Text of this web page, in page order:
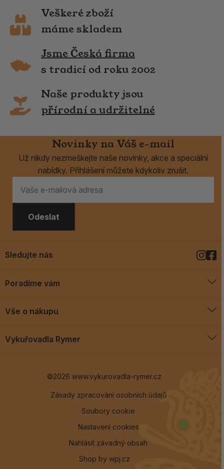
Veškeré zboží
máme skladem
Jsme Česká firma
s tradicí od roku 2002
Naše produkty jsou
přírodní a udržitelné
Novinky na Váš e-mail
Už nikdy nezmeškejte naše novinky, akce a speciální
nabídky. Přihlášení můžete kdykoliv zrušit.
Odeslat
Poradíme vám
Blog
Vše o nákupu
Vykuřovadla Rymer
Sledujte nás
©2026 www.vykurovadla-rymer.cz
Zásady zpracování osobních údajů
Soubory cookie
Nastavení cookies
Nahlásit závadný obsah
Shop by wpj.cz